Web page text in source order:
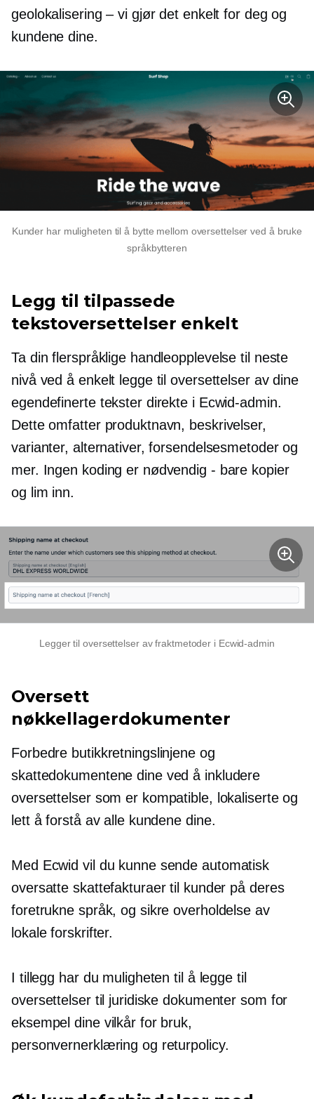
geolokalisering – vi gjør det enkelt for deg og
kundene dine.
Kunder har muligheten til å bytte mellom oversettelser ved å bruke
språkbytteren
Legg til tilpassede
tekstoversettelser enkelt
Ta din flerspråklige handleopplevelse til neste
nivå ved å enkelt legge til oversettelser av dine
egendefinerte tekster direkte i Ecwid-admin.
Dette omfatter produktnavn, beskrivelser,
varianter, alternativer, forsendelsesmetoder og
mer. Ingen koding er nødvendig - bare kopier
og lim inn.
Legger til oversettelser av fraktmetoder i Ecwid-admin
Oversett
nøkkellagerdokumenter
Forbedre butikkretningslinjene og
skattedokumentene dine ved å inkludere
oversettelser som er kompatible, lokaliserte og
lett å forstå av alle kundene dine.
Med Ecwid vil du kunne sende automatisk
oversatte skattefakturaer til kunder på deres
foretrukne språk, og sikre overholdelse av
lokale forskrifter.
I tillegg har du muligheten til å legge til
oversettelser til juridiske dokumenter som for
eksempel dine vilkår for bruk,
personvernerklæring og returpolicy.